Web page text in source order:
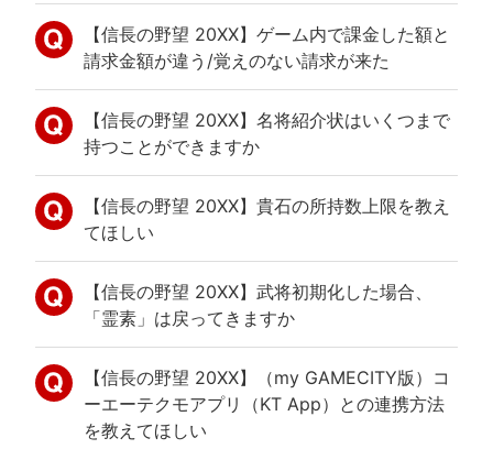
【信長の野望 20XX】ゲーム内で課金した額と
請求金額が違う/覚えのない請求が来た
【信長の野望 20XX】名将紹介状はいくつまで
持つことができますか
【信長の野望 20XX】貴石の所持数上限を教え
てほしい
【信長の野望 20XX】武将初期化した場合、
「霊素」は戻ってきますか
【信長の野望 20XX】（my GAMECITY版）コ
ーエーテクモアプリ（KT App）との連携方法
を教えてほしい